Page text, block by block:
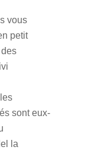
vous
petit
sont eux-
la